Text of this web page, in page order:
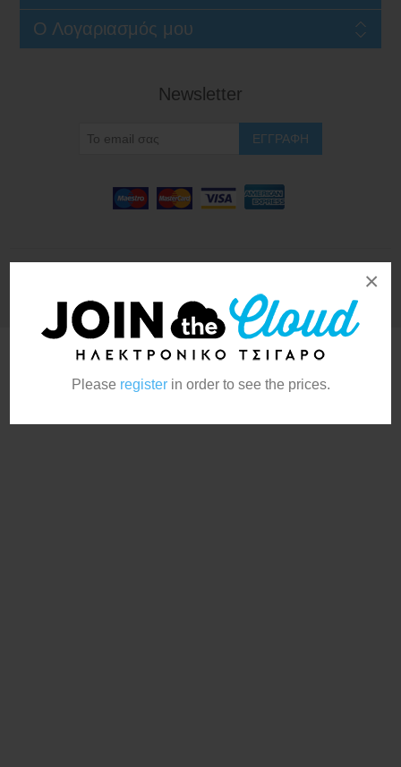
Please registerin order to see the prices.
×
Ο Λογαριασμός μου
Newsletter
Powered bynopCommerce